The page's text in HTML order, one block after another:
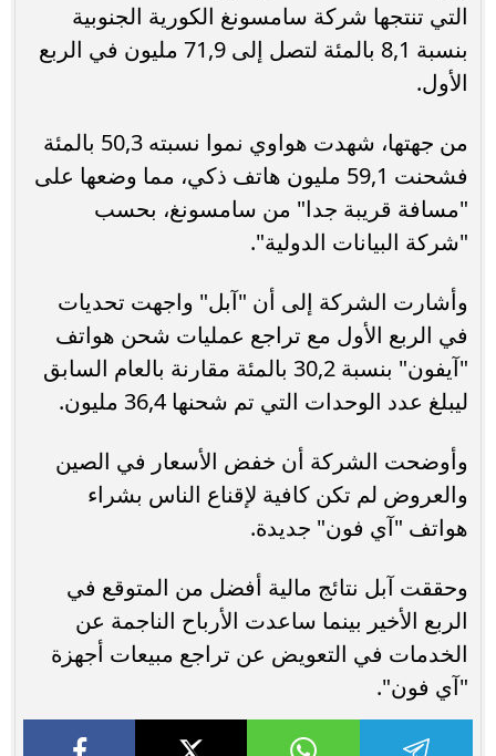
التي تنتجها شركة سامسونغ الكورية الجنوبية
بنسبة 8,1 بالمئة لتصل إلى 71,9 مليون في الربع
الأول.
من جهتها، شهدت هواوي نموا نسبته 50,3 بالمئة
فشحنت 59,1 مليون هاتف ذكي، مما وضعها على
"مسافة قريبة جدا" من سامسونغ، بحسب
"شركة البيانات الدولية".
وأشارت الشركة إلى أن "آبل" واجهت تحديات
في الربع الأول مع تراجع عمليات شحن هواتف
"آيفون" بنسبة 30,2 بالمئة مقارنة بالعام السابق
ليبلغ عدد الوحدات التي تم شحنها 36,4 مليون.
وأوضحت الشركة أن خفض الأسعار في الصين
والعروض لم تكن كافية لإقناع الناس بشراء
هواتف "آي فون" جديدة.
وحققت آبل نتائج مالية أفضل من المتوقع في
الربع الأخير بينما ساعدت الأرباح الناجمة عن
الخدمات في التعويض عن تراجع مبيعات أجهزة
"آي فون".